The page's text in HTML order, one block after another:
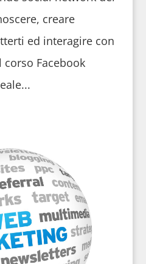
creare
ed interagire con
Facebook